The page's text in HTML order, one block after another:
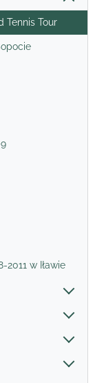
Tennis Tour
2011 w Iławie